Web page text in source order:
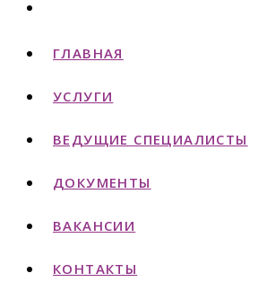
ГЛАВНАЯ
УСЛУГИ
ВЕДУЩИЕ СПЕЦИАЛИСТЫ
ДОКУМЕНТЫ
ВАКАНСИИ
КОНТАКТЫ